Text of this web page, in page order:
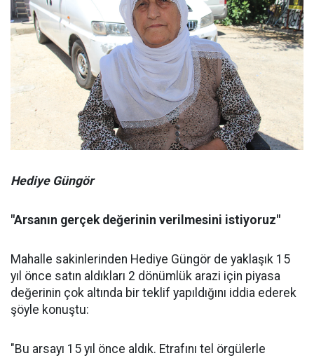
Hediye Güngör
"Arsanın gerçek değerinin verilmesini istiyoruz"
Mahalle sakinlerinden Hediye Güngör de yaklaşık 15
yıl önce satın aldıkları 2 dönümlük arazi için piyasa
değerinin çok altında bir teklif yapıldığını iddia ederek
şöyle konuştu:
"Bu arsayı 15 yıl önce aldık. Etrafını tel örgülerle